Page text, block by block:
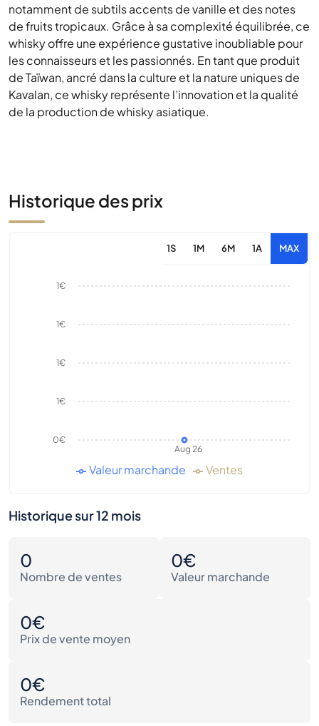
notamment de subtils accents de vanille et des notes
de fruits tropicaux. Grâce à sa complexité équilibrée, ce
whisky offre une expérience gustative inoubliable pour
les connaisseurs et les passionnés. En tant que produit
de Taïwan, ancré dans la culture et la nature uniques de
Kavalan, ce whisky représente l’innovation et la qualité
de la production de whisky asiatique.
Historique des prix
1S 1M 6M 1A MAX
Aug 26
0€
1€
1€
1€
1€
Valeur marchande Ventes
Historique sur 12 mois
0
Nombre de ventes
0€
Valeur marchande
0€
Prix de vente moyen
0€
Rendement total